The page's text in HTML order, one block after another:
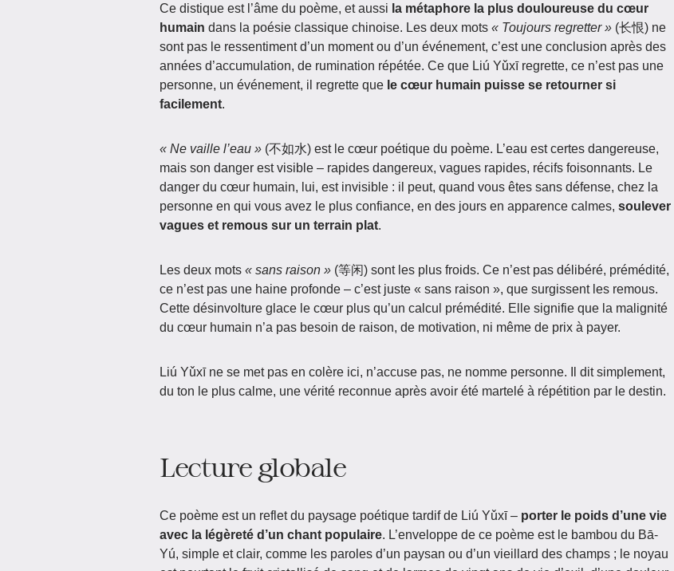
Ce distique est l’âme du poème, et aussi la métaphore la plus douloureuse du cœur
humain dans la poésie classique chinoise. Les deux mots « Toujours regretter » (长恨) ne
sont pas le ressentiment d’un moment ou d’un événement, c’est une conclusion après des
années d’accumulation, de rumination répétée. Ce que Liú Yǔxī regrette, ce n’est pas une
personne, un événement, il regrette que le cœur humain puisse se retourner si
facilement.
« Ne vaille l’eau » (不如水) est le cœur poétique du poème. L’eau est certes dangereuse,
mais son danger est visible – rapides dangereux, vagues rapides, récifs foisonnants. Le
danger du cœur humain, lui, est invisible : il peut, quand vous êtes sans défense, chez la
personne en qui vous avez le plus confiance, en des jours en apparence calmes, soulever
vagues et remous sur un terrain plat.
Les deux mots « sans raison » (等闲) sont les plus froids. Ce n’est pas délibéré, prémédité,
ce n’est pas une haine profonde – c’est juste « sans raison », que surgissent les remous.
Cette désinvolture glace le cœur plus qu’un calcul prémédité. Elle signifie que la malignité
du cœur humain n’a pas besoin de raison, de motivation, ni même de prix à payer.
Liú Yǔxī ne se met pas en colère ici, n’accuse pas, ne nomme personne. Il dit simplement,
du ton le plus calme, une vérité reconnue après avoir été martelé à répétition par le destin.
Lecture globale
Ce poème est un reflet du paysage poétique tardif de Liú Yǔxī – porter le poids d’une vie
avec la légèreté d’un chant populaire. L’enveloppe de ce poème est le bambou du Bā-
Yú, simple et clair, comme les paroles d’un paysan ou d’un vieillard des champs ; le noyau